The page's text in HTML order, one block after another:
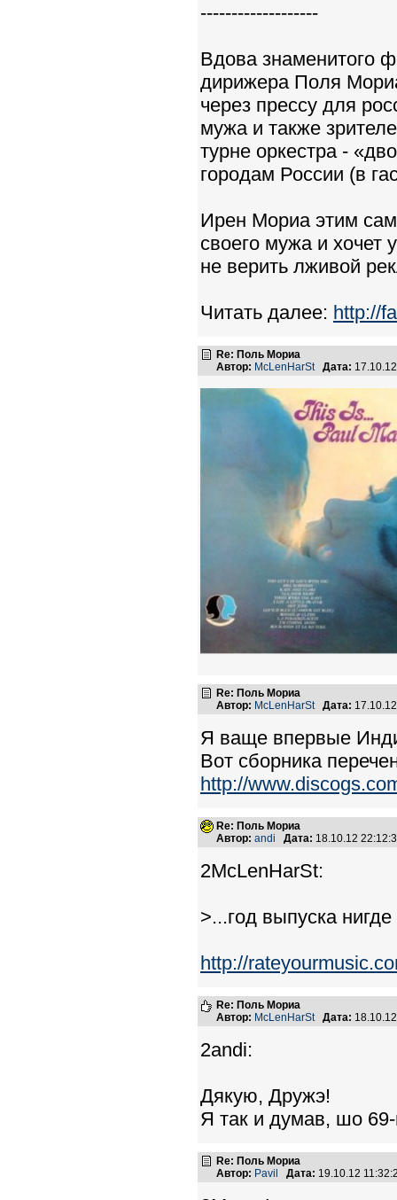
-------------------
Вдова знаменитого
дирижера Поля
через прессу для
мужа и также
турне оркестра -
городам России (в
Ирен Мориа этим
своего мужа и хочет
не верить лживой
Читать далее: http://
Re: Поль Мориа
Автор: McLenHarSt Дата:
Re: Поль Мориа
Автор: McLenHarSt Дата:
Я ваще впервые
Вот сборника
http://
Re: Поль Мориа
Автор: andi Дата: 18.10.12
2McLenHarSt:
>...год выпуска
http://
Re: Поль Мориа
Автор: McLenHarSt Дата:
2andi:
Дякую, Дружэ!
Я так и думав, шо
Re: Поль Мориа
Автор: Pavil Дата: 19.10.12